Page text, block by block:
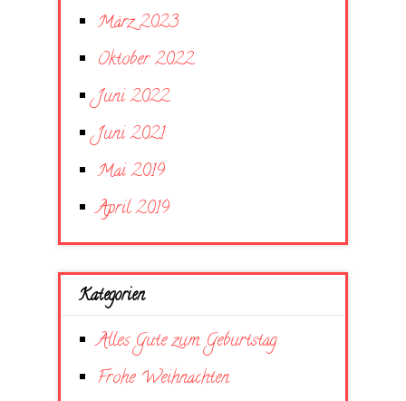
März 2023
Oktober 2022
Juni 2022
Juni 2021
Mai 2019
April 2019
Kategorien
Alles Gute zum Geburtstag
Frohe Weihnachten